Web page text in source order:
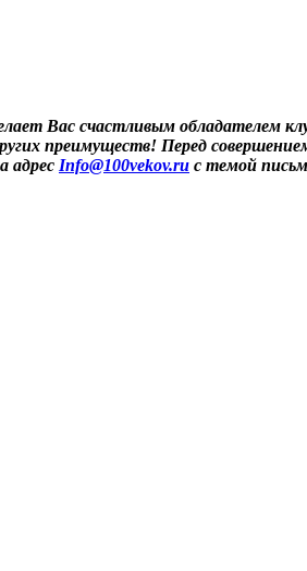
Вас счастливым обладателем
преимуществ! Перед
адрес Info@100vekov.ru с темой